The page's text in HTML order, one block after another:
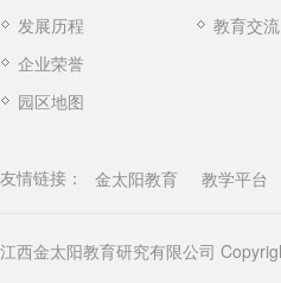
发展历程
企业荣誉
园区地图
教育交流
友情链接： 金太阳教育 教学平台
江西金太阳教育研究有限公司